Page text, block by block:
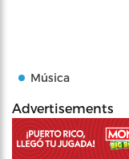
Música
Advertisements